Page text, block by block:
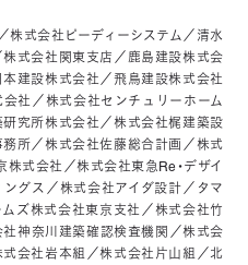
株式会社ピーディーシステム／清水
式会社関東支店／鹿島建設株式会
建設株式会社／飛鳥建設株式会社
社／株式会社センチュリーホーム
究所株式会社／株式会社梶建築設
所／株式会社佐藤総合計画／株式
式会社／株式会社東急Re・デザイ
グス／株式会社アイダ設計／タマ
ズ株式会社東京支社／株式会社竹
社神奈川建築確認検査機関／株式会
会社岩本組／株式会社片山組／北